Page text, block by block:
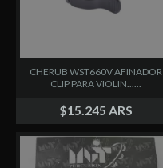
CHERUB WST660V AFINADOR
CLIP PARA VIOLIN......
$15.245 ARS